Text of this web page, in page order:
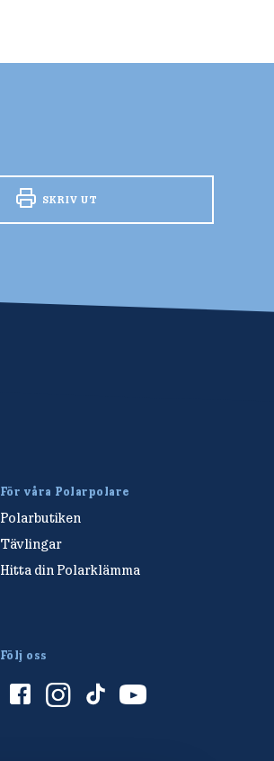
SKRIV UT
För våra Polarpolare
Polarbutiken
Tävlingar
Hitta din Polarklämma
Följ oss